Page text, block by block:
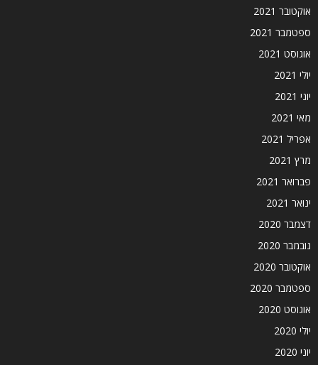
אוקטובר 2021
ספטמבר 2021
אוגוסט 2021
יולי 2021
יוני 2021
מאי 2021
אפריל 2021
מרץ 2021
פברואר 2021
ינואר 2021
דצמבר 2020
נובמבר 2020
אוקטובר 2020
ספטמבר 2020
אוגוסט 2020
יולי 2020
יוני 2020